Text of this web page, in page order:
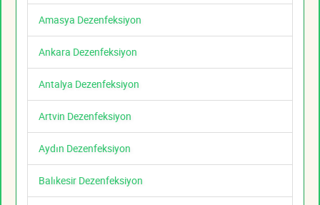
Amasya Dezenfeksiyon
Ankara Dezenfeksiyon
Antalya Dezenfeksiyon
Artvin Dezenfeksiyon
Aydın Dezenfeksiyon
Balıkesir Dezenfeksiyon